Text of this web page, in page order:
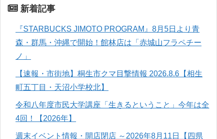
新着記事
『STARBUCKS JIMOTO PROGRAM』8月5日より青
森・群馬・沖縄で開始！館林店は「赤城山フラペチー
ノ」
【速報・市街地】桐生市クマ目撃情報 2026.8.6【相生
町五丁目・天沼小学校北】
令和八年度市民大学講座「生きるということ」今年は全
4回！【2026年】
週末イベント情報・開店閉店 ～2026年8月11日【四県